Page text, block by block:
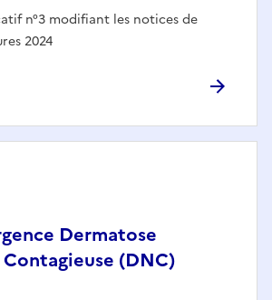
n°3 modifiant les notices de
2024
Dermatose
(DNC)